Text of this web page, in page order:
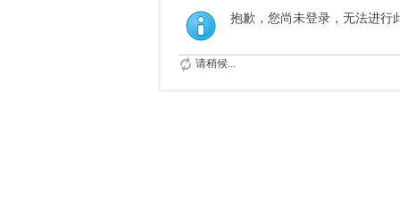
抱歉，您尚未登录，无法进行
请稍候...